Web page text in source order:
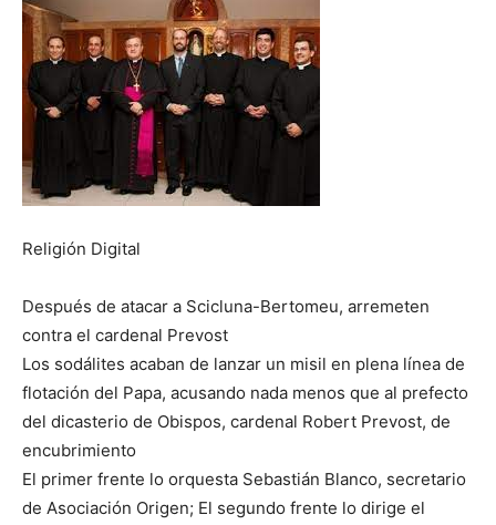
Religión Digital
Después de atacar a Scicluna-Bertomeu, arremeten
contra el cardenal Prevost
Los sodálites acaban de lanzar un misil en plena línea de
flotación del Papa, acusando nada menos que al prefecto
del dicasterio de Obispos, cardenal Robert Prevost, de
encubrimiento
El primer frente lo orquesta Sebastián Blanco, secretario
de Asociación Origen; El segundo frente lo dirige el